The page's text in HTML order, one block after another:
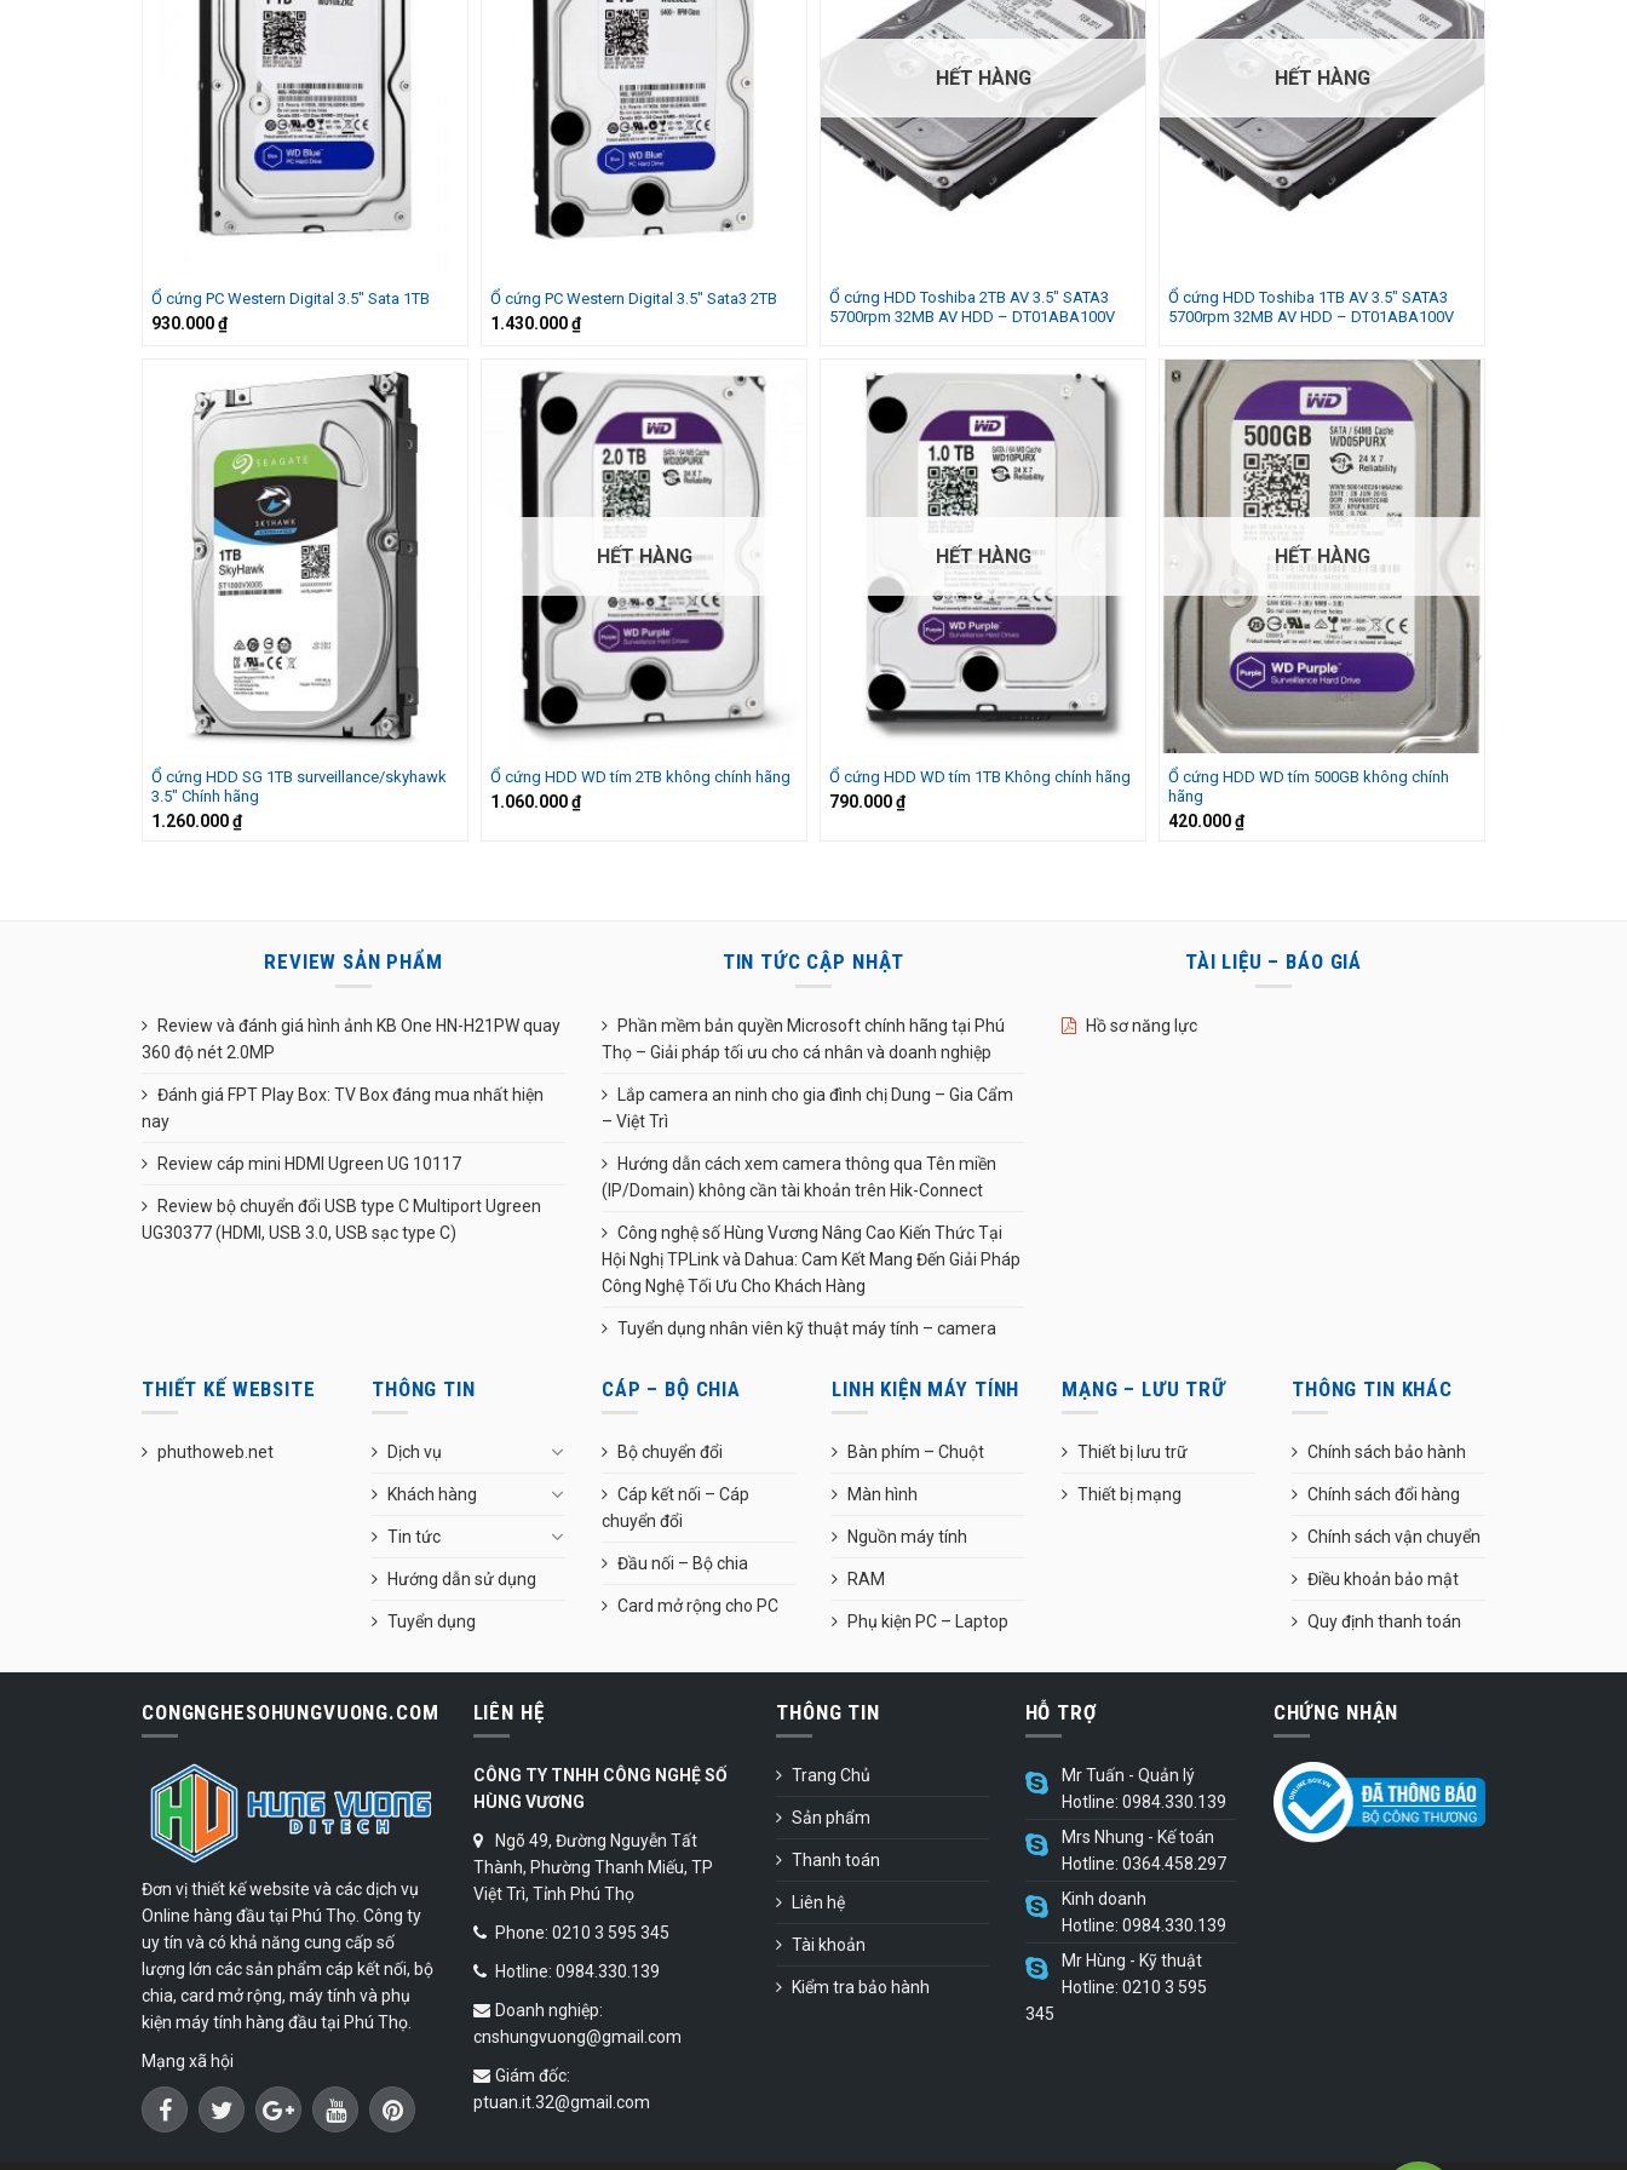
Ổ cứng PC Western Digital 3.5″ Sata 1TB
930.000₫
Ổ cứng PC Western Digital 3.5″ Sata3 2TB
1.430.000₫
HẾT HÀNG
Ổ cứng HDD Toshiba 2TB AV 3.5″ SATA3
5700rpm 32MB AV HDD – DT01ABA100V
HẾT HÀNG
Ổ cứng HDD Toshiba 1TB AV 3.5″ SATA3
5700rpm 32MB AV HDD – DT01ABA100V
Ổ cứng HDD SG 1TB surveillance/skyhawk
3.5″ Chính hãng
1.260.000₫
HẾT HÀNG
Ổ cứng HDD WD tím 2TB không chính hãng
1.060.000₫
HẾT HÀNG
Ổ cứng HDD WD tím 1TB Không chính hãng
790.000₫
HẾT HÀNG
Ổ cứng HDD WD tím 500GB không chính
hãng
420.000₫
REVIEW SẢN PHẨM
Review và đánh giá hình ảnh KB One HN-H21PW quay
360 độ nét 2.0MP
Đánh giá FPT Play Box: TV Box đáng mua nhất hiện
nay
Review cáp mini HDMI Ugreen UG 10117
Review bộ chuyển đổi USB type C Multiport Ugreen
UG30377 (HDMI, USB 3.0, USB sạc type C)
TIN TỨC CẬP NHẬT
Phần mềm bản quyền Microsoft chính hãng tại Phú
Thọ – Giải pháp tối ưu cho cá nhân và doanh nghiệp
Lắp camera an ninh cho gia đình chị Dung – Gia Cẩm
– Việt Trì
Hướng dẫn cách xem camera thông qua Tên miền
(IP/Domain) không cần tài khoản trên Hik-Connect
Công nghệ số Hùng Vương Nâng Cao Kiến Thức Tại
Hội Nghị TPLink và Dahua: Cam Kết Mang Đến Giải Pháp
Công Nghệ Tối Ưu Cho Khách Hàng
Tuyển dụng nhân viên kỹ thuật máy tính – camera
TÀI LIỆU – BÁO GIÁ
Hồ sơ năng lực
THIẾT KẾ WEBSITE
phuthoweb.net
THÔNG TIN
Dịch vụ
Khách hàng
Tin tức
Hướng dẫn sử dụng
Tuyển dụng
CÁP – BỘ CHIA
Bộ chuyển đổi
Cáp kết nối – Cáp
chuyển đổi
Đầu nối – Bộ chia
Card mở rộng cho PC
LINH KIỆN MÁY TÍNH
Bàn phím – Chuột
Màn hình
Nguồn máy tính
RAM
Phụ kiện PC – Laptop
MẠNG – LƯU TRỮ
Thiết bị lưu trữ
Thiết bị mạng
THÔNG TIN KHÁC
Chính sách bảo hành
Chính sách đổi hàng
Chính sách vận chuyển
Điều khoản bảo mật
Quy định thanh toán
CONGNGHESOHUNGVUONG.COM
Đơn vị thiết kế website và các dịch vụ
Online hàng đầu tại Phú Thọ. Công ty
uy tín và có khả năng cung cấp số
lượng lớn các sản phẩm cáp kết nối, bộ
chia, card mở rộng, máy tính và phụ
kiện máy tính hàng đầu tại Phú Thọ.
Mạng xã hội
LIÊN HỆ
CÔNG TY TNHH CÔNG NGHỆ SỐ
HÙNG VƯƠNG
Ngõ 49, Đường Nguyễn Tất
Thành, Phường Thanh Miếu, TP
Việt Trì, Tỉnh Phú Thọ
Phone: 0210 3 595 345
Hotline: 0984.330.139
Doanh nghiệp:
cnshungvuong@gmail.com
Giám đốc:
ptuan.it.32@gmail.com
THÔNG TIN
Trang Chủ
Sản phẩm
Thanh toán
Liên hệ
Tài khoản
Kiểm tra bảo hành
HỖ TRỢ
Mr Tuấn - Quản lý
Hotline: 0984.330.139
Mrs Nhung - Kế toán
Hotline: 0364.458.297
Kinh doanh
Hotline: 0984.330.139
Mr Hùng - Kỹ thuật
Hotline: 0210 3 595
345
CHỨNG NHẬN